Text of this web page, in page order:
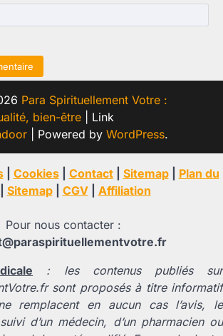
Para Spirituellement Votre :
bien-être | Link
| Powered by WordPress.
| Cookies| Contact| Sitemap| Plan du
Sitemap| CGV| Affiliation
Pour nous contacter :
: les contenus publiés sur
sont proposés à titre informatif
remplacent en aucun cas l’avis, le
d’un médecin, d’un pharmacien ou